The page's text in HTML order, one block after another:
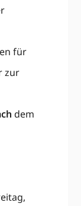
für
zur
dem